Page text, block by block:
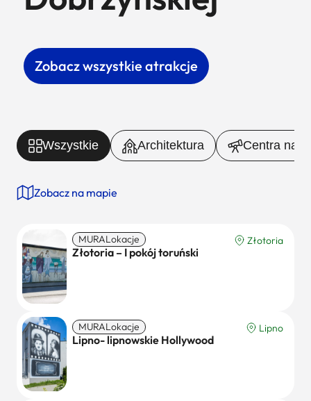
Zobacz wszystkie atrakcje
Wszystkie Architektura Centra
Zobacz na mapie
MURALokacje Złotoria
Złotoria – I pokój toruński
MURALokacje Lipno
Lipno- lipnowskie Hollywood